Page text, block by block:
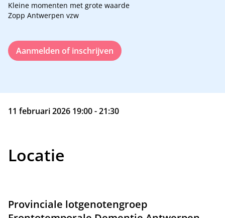
Kleine momenten met grote waarde
Zopp Antwerpen vzw
Aanmelden of inschrijven
11 februari 2026 19:00 - 21:30
Locatie
Provinciale lotgenotengroep